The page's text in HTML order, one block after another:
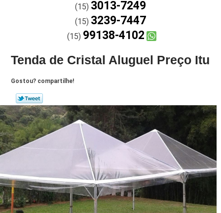
(15) 3013-7249
(15) 3239-7447
(15) 99138-4102
Tenda de Cristal Aluguel Preço Itu
Gostou? compartilhe!